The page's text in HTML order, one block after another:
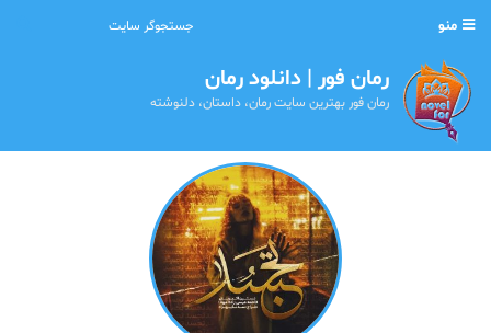
منو
رمان فور | دانلود رمان
رمان فور بهترین سایت رمان، داستان، دلنوشته